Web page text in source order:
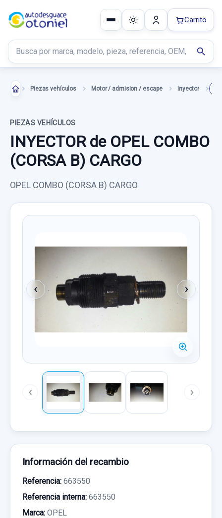
Buscar productos
search
Carrito
Piezas vehículos Motor / admision / escape Inyector
PIEZAS VEHÍCULOS
INYECTOR de OPEL COMBO
(CORSA B) CARGO
OPEL COMBO (CORSA B) CARGO
‹ ›
‹ ›
Información del recambio
Referencia: 663550
Referencia interna: 663550
Marca: OPEL